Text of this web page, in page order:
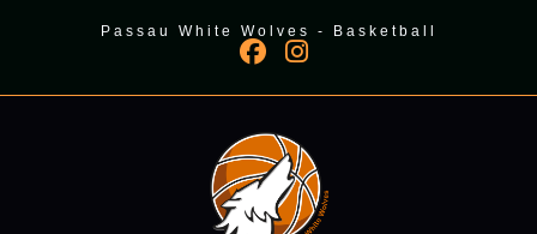
Passau White Wolves - Basketball